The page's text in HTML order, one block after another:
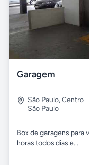
Garagem
São Paulo,Centro
São Paulo
Box de garagens
horas todos dias e...